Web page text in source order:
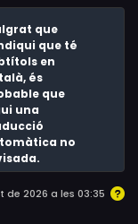
mientras
Swiper
que
que té
en
és
que
una
no
2026 a les 03:35